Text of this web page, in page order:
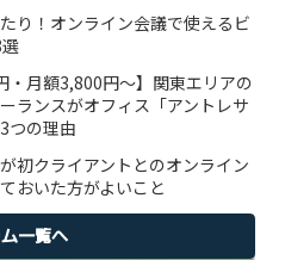
り！オンライン会議で使えるビ
・月額3,800円〜】関東エリアの
ランスがオフィス「アントレサ
つの理由
初クライアントとのオンライン
おいた方がよいこと
一覧へ